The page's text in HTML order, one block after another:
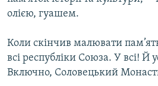
олією, гуашем.
Коли скінчив малювати
всі республіки Союза. У всі! Й
Включно, Соловецький